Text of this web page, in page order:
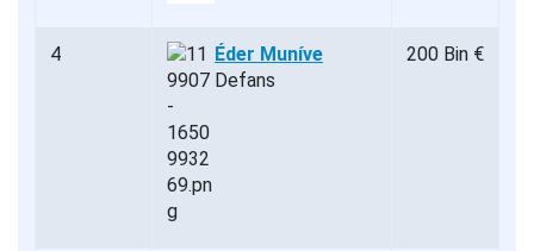
4
Éder Muníve
Defans
200 Bin €